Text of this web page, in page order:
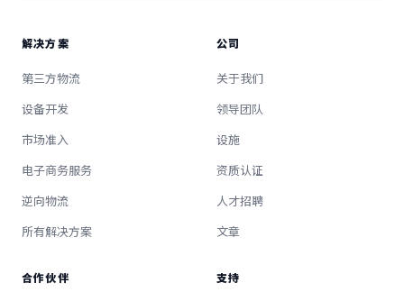
解决方案
第三方物流
设备开发
市场准入
电子商务服务
逆向物流
所有解决方案
公司
关于我们
领导团队
设施
资质认证
人才招聘
文章
合作伙伴 支持